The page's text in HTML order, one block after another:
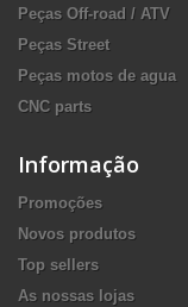
Peças Off-road / ATV
Peças Street
Peças motos de agua
CNC parts
Informação
Promoções
Novos produtos
Top sellers
As nossas lojas